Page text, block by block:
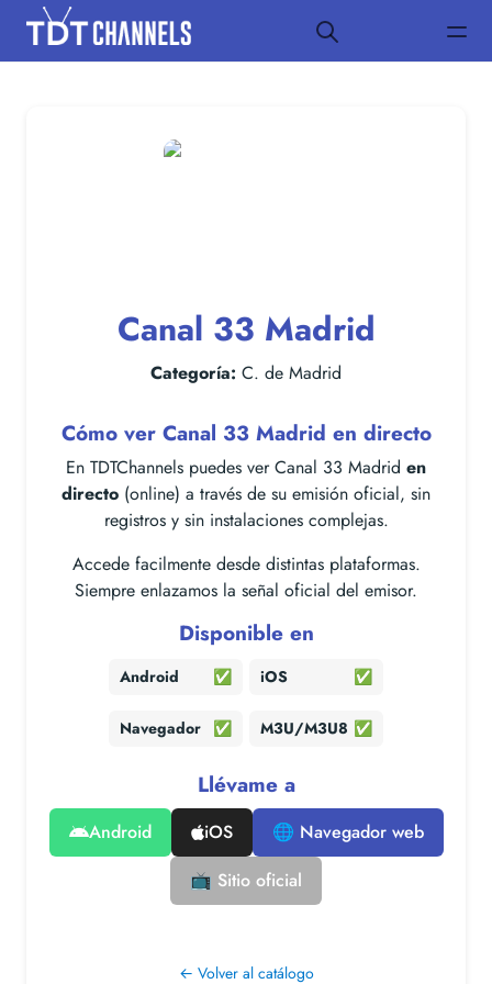
Canal 33 Madrid
Categoría: C. de Madrid
Cómo ver Canal 33 Madrid en directo
En TDTChannels puedes ver Canal 33 Madrid en
directo (online) a través de su emisión oficial, sin
registros y sin instalaciones complejas.
Accede facilmente desde distintas plataformas.
Siempre enlazamos la señal oficial del emisor.
Disponible en
Android ✅ iOS ✅
Navegador ✅ M3U/M3U8 ✅
Llévame a
Android iOS
🌐 Navegador web
📺 Sitio oficial
← Volver al catálogo